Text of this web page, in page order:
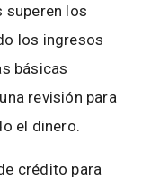
superen los
los ingresos
básicas
revisión para
el dinero.
crédito para